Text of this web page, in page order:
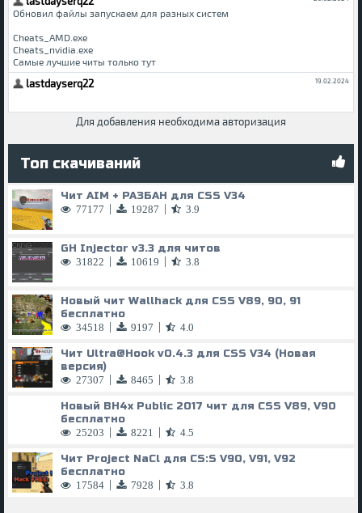
Для добавления необходима авторизация
Топ скачиваний
Чит AIM + РАЗБАН для CSS V34
77177 19287 3.9
GH Injector v3.3 для читов
31822 10619 3.8
Новый чит Wallhack для CSS V89, 90, 91
бесплатно
34518 9197 4.0
Чит Ultra@Hook v0.4.3 для CSS V34 (Новая
версия)
27307 8465 3.8
Новый BH4x Public 2017 чит для CSS V89, V90
бесплатно
25203 8221 4.5
Чит Project NaCl для CS:S V90, V91, V92
бесплатно
17584 7928 3.8